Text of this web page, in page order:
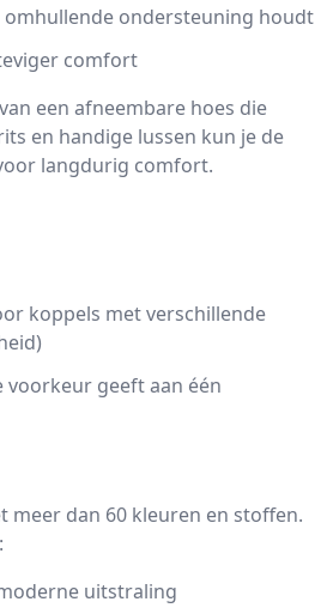
omhullende ondersteuning houdt
comfort
een afneembare hoes die
en handige lussen kun je de
langdurig comfort.
koppels met verschillende
voorkeur geeft aan één
meer dan 60 kleuren en stoffen.
uitstraling